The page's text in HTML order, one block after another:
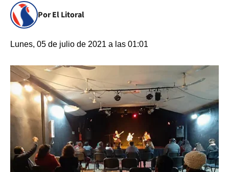
Por El Litoral
Lunes, 05 de julio de 2021 a las 01:01